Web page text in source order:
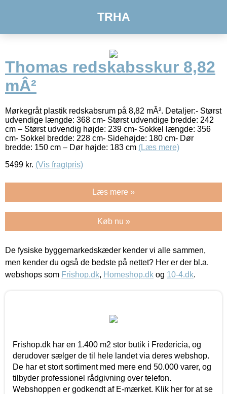
TRHA
Thomas redskabsskur 8,82
mÂ²
Mørkegråt plastik redskabsrum på 8,82 mÂ². Detaljer:- Størst
udvendige længde: 368 cm- Størst udvendige bredde: 242
cm – Størst udvendig højde: 239 cm- Sokkel længde: 356
cm- Sokkel bredde: 228 cm- Sidehøjde: 180 cm- Dør
bredde: 150 cm – Dør højde: 183 cm (Læs mere)
5499 kr. (Vis fragtpris)
Læs mere »
Køb nu »
De fysiske byggemarkedskæder kender vi alle sammen,
men kender du også de bedste på nettet? Her er der bl.a.
webshops som Frishop.dk, Homeshop.dk og 10-4.dk.
Frishop.dk har en 1.400 m2 stor butik i Fredericia, og
derudover sælger de til hele landet via deres webshop.
De har et stort sortiment med mere end 50.000 varer, og
tilbyder professionel rådgivning over telefon.
Webshoppen er godkendt af E-mærket. Klik her for at se